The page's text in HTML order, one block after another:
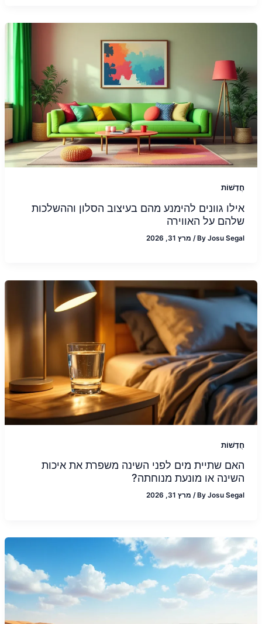
חֲדָשׁוֹת
אילו גוונים להימנע מהם בעיצוב הסלון וההשלכות
שלהם על האווירה
ByJosu Segal
/ מרץ 31, 2026
חֲדָשׁוֹת
האם שתיית מים לפני השינה משפרת את איכות
השינה או מונעת מנוחתה?
ByJosu Segal
/ מרץ 31, 2026